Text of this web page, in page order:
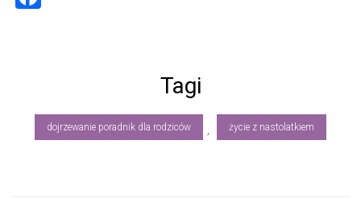
ok
Tagi
dojrzewanie poradnik dla rodziców , życie z nastolatkiem